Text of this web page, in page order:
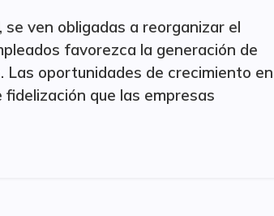
ven obligadas a reorganizar el
favorezca la generación de
oportunidades de crecimiento en
que las empresas